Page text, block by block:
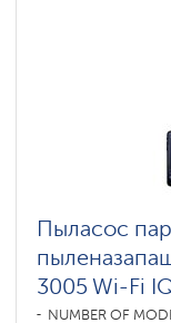
Пыласос
3005 Wi-Fi
NUMBER OF